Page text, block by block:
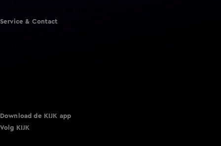
Service & Contact
Download de KIJK app
Volg KIJK